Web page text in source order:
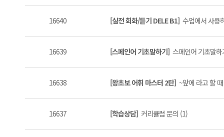
16640 [실전 회화/듣기 DELE B1] 수업에서 사용
16639 [스페인어 기초말하기] 스페인어 기초말
16638 [왕초보 어휘 마스터 2탄] ~앞에 라고 할
16637 [학습상담] 커리큘럼 문의 (1)